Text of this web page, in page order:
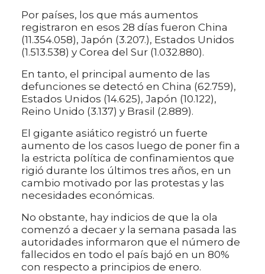
Por países, los que más aumentos
registraron en esos 28 días fueron China
(11.354.058), Japón (3.207.), Estados Unidos
(1.513.538) y Corea del Sur (1.032.880).
En tanto, el principal aumento de las
defunciones se detectó en China (62.759),
Estados Unidos (14.625), Japón (10.122),
Reino Unido (3.137) y Brasil (2.889).
El gigante asiático registró un fuerte
aumento de los casos luego de poner fin a
la estricta política de confinamientos que
rigió durante los últimos tres años, en un
cambio motivado por las protestas y las
necesidades económicas.
No obstante, hay indicios de que la ola
comenzó a decaer y la semana pasada las
autoridades informaron que el número de
fallecidos en todo el país bajó en un 80%
con respecto a principios de enero.